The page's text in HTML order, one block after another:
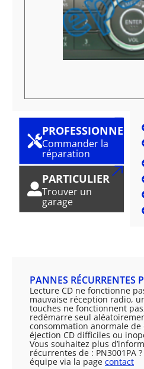
PROFESSIONNEL
Commander la
réparation
PARTICULIER
Trouver un
garage
PANNES RÉCURRENTES
Lecture CD ne fonctionne
mauvaise réception radio,
touches ne fonctionnent
redémarre seul
consommation anormale
éjection CD difficiles ou
Vous souhaitez plus
récurrentes de : PN3001PA
équipe via la page contact